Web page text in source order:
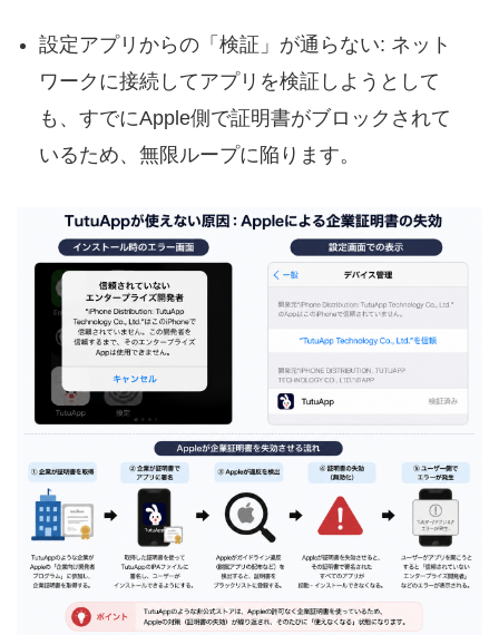
設定アプリからの「検証」が通らない: ネット
ワークに接続してアプリを検証しようとして
も、すでにApple側で証明書がブロックされて
いるため、無限ループに陥ります。